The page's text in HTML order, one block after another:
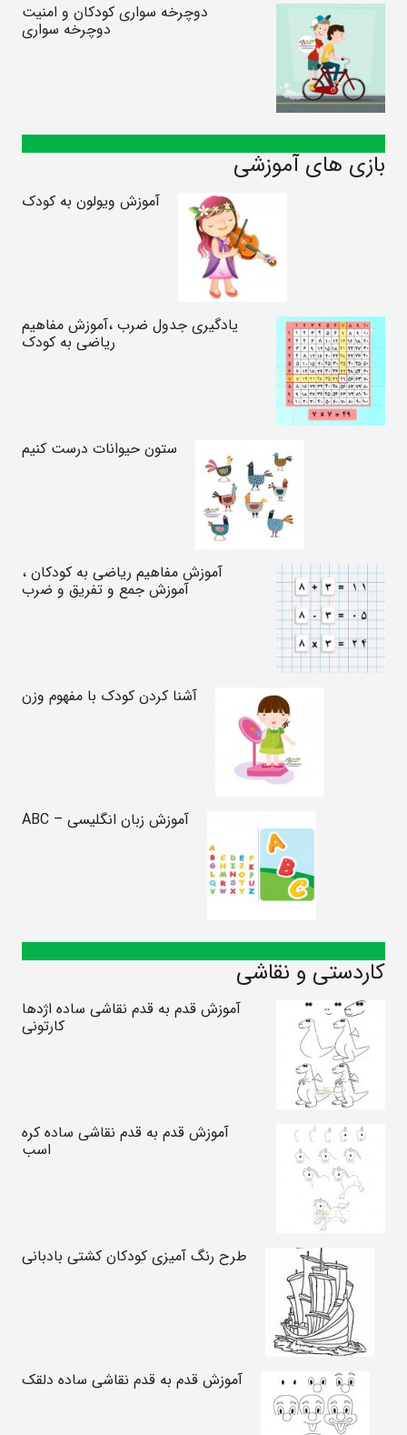
دوچرخه سواری کودکان و امنیت
دوچرخه سواری
بازی های آموزشی
آموزش ویولون به کودک
یادگیری جدول ضرب ،آموزش مفاهیم
ریاضی به کودک
ستون حیوانات درست کنیم
آموزش مفاهیم ریاضی به کودکان ،
آموزش جمع و تفریق و ضرب
آشنا کردن کودک با مفهوم وزن
آموزش زبان انگلیسی – ABC
کاردستی و نقاشی
آموزش قدم به قدم نقاشی ساده اژدها
کارتونی
آموزش قدم به قدم نقاشی ساده کره
اسب
طرح رنگ آمیزی کودکان کشتی بادبانی
آموزش قدم به قدم نقاشی ساده دلقک